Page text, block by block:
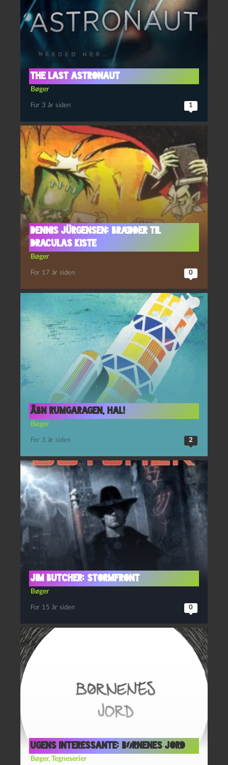
The Last Astronaut
Bøger
For 3 år siden 1
Dennis Jürgensen: Brædder til
Draculas kiste
Bøger
For 17 år siden 0
Åbn rumgaragen, Hal!
Bøger
For 3 år siden 2
Jim Butcher: Stormfront
Bøger
For 15 år siden 0
Ugens interessante: Børnenes jord
Bøger, Tegneserier